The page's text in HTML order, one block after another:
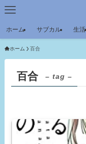
ホーム サブカル 生活
ホーム 百合
百合 – tag –